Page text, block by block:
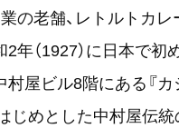
業の老舗、レトルトカ
2年（1927）に日本で
屋ビル8階にある『
じめとした中村屋伝統